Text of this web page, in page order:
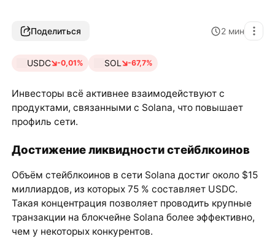
Поделиться 2 мин
USDC -0,01% SOL -67,7%
Инвесторы всё активнее взаимодействуют с
продуктами, связанными с Solana, что повышает
профиль сети.
Достижение ликвидности стейблкоинов
Объём стейблкоинов в сети Solana достиг около $15
миллиардов, из которых 75 % составляет USDC.
Такая концентрация позволяет проводить крупные
транзакции на блокчейне Solana более эффективно,
чем у некоторых конкурентов.